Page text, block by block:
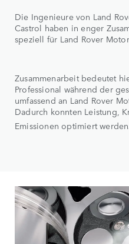
Die Ingenieure von Land
Castrol haben in enger
speziell für Land Rover
Zusammenarbeit bedeutet
Professional während der
umfassend an Land Rover
Dadurch konnten Leistung,
Emissionen optimiert